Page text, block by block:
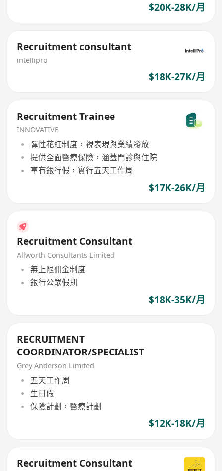
$20K-28K/月
Recruitment consultant
intellipro
$18K-27K/月
Recruitment Trainee
INNOVATIVE
彈性花紅制度，視表現與業績發放
提供全面醫療保險，涵蓋門診與住院
享有銀行假，實行五天工作周
$17K-26K/月
Recruitment Consultant
Allworth Consultants Limited
無上限佣金制度
銀行公眾假期
$18K-35K/月
RECRUITMENT
COORDINATOR/SPECIALIST
Grey Anderson Limited
五天工作周
生日假
保險計劃，醫療計劃
$12K-18K/月
Recruitment Consultant